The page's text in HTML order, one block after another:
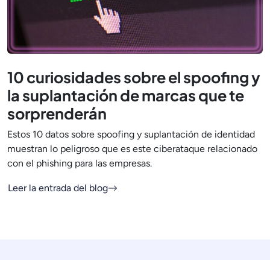
10 curiosidades sobre el spoofing y
la suplantación de marcas que te
sorprenderán
Estos 10 datos sobre spoofing y suplantación de identidad
muestran lo peligroso que es este ciberataque relacionado
con el phishing para las empresas.
Leer la entrada del blog